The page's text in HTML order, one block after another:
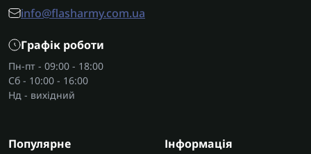
Види стрижневого термоклею
герметизації, стійкий до вологи й механічних
навантажень. Завдяки своїй міцності підходить
для зовнішніх робіт і склеювання технічних
деталей, що піддаються навантаженням.
часто обирають для ремонту меблів та робіт, де
info@flasharmy.com.ua
Графік роботи
Пн-пт - 09:00 - 18:00
Сб - 10:00 - 16:00
Нд - вихідний
Популярне Інформація